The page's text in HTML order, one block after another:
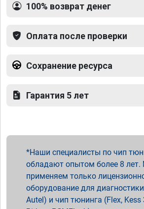
100% возврат денег
Оплата после проверки
Сохранение ресурса
Гарантия 5 лет
Наши специалисты по чип
обладают опытом более 8
применяем только
оборудование для
Autel) и чип тюнинга (Flex, Kess